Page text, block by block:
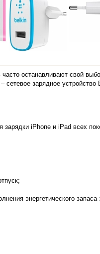
останавливают свой
зарядное устройство
iPhone и iPad всех
энергетического